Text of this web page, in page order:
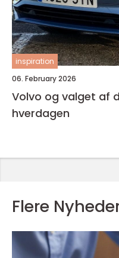
inspiration
06. February 2026
Volvo og valget af
hverdagen
Flere